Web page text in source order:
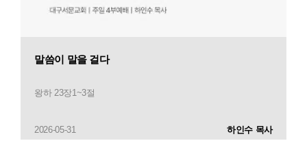
말씀이 말을 걸다
왕하 23장1~3절
2026-05-31 하인수 목사